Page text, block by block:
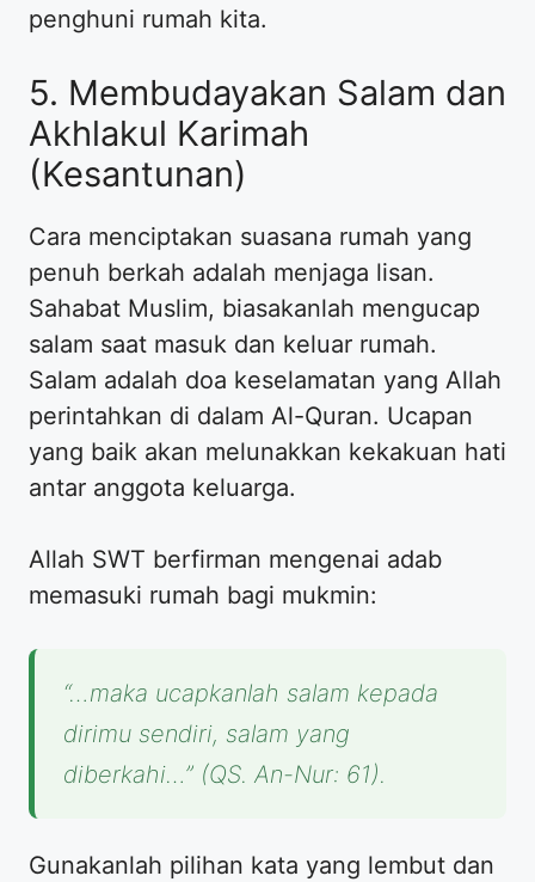
penghuni rumah kita.
5. Membudayakan Salam dan
Akhlakul Karimah
(Kesantunan)
Cara menciptakan suasana rumah yang
penuh berkah adalah menjaga lisan.
Sahabat Muslim, biasakanlah mengucap
salam saat masuk dan keluar rumah.
Salam adalah doa keselamatan yang Allah
perintahkan di dalam Al-Quran. Ucapan
yang baik akan melunakkan kekakuan hati
antar anggota keluarga.
Allah SWT berfirman mengenai adab
memasuki rumah bagi mukmin:
“…maka ucapkanlah salam kepada
dirimu sendiri, salam yang
diberkahi…” (QS. An-Nur: 61).
Gunakanlah pilihan kata yang lembut dan